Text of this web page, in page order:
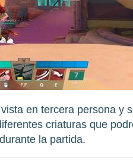
en tercera persona y
criaturas que
la partida.